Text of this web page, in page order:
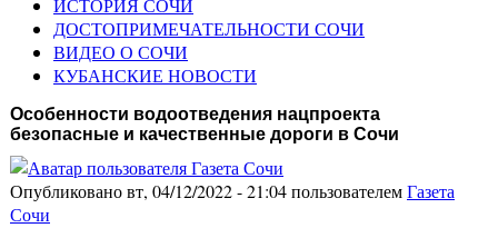
ДОСТОПРИМЕЧАТЕЛЬНОСТИ СОЧИ
ВИДЕО О СОЧИ
КУБАНСКИЕ НОВОСТИ
Особенности водоотведения нацпроекта
безопасные и качественные дороги в Сочи
Опубликовано вт, 04/12/2022 - 21:04 пользователемГазета
Сочи